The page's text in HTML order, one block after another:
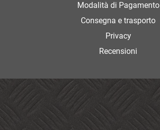
Modalità di Pagamento
Consegna e trasporto
Privacy
Recensioni